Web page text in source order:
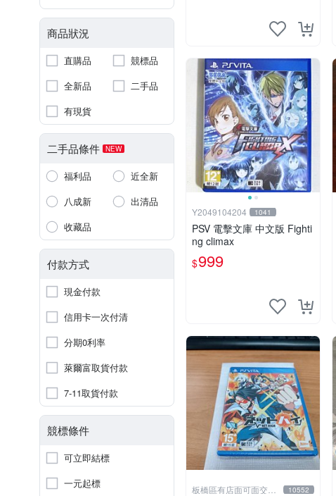
商品狀況
直購品
競標品
全新品
二手品
有現貨
二手品條件 NEW
福利品
近全新
八成新
出清品
收藏品
付款方式
現金付款
信用卡一次付清
分期0利率
萊爾富取貨付款
7-11取貨付款
競標條件
可立即結標
一元起標
Y2049104204 1041
PSV 電擊文庫 中文版 Fighti
ng climax
$999
板橋區有店面可面交高 10552